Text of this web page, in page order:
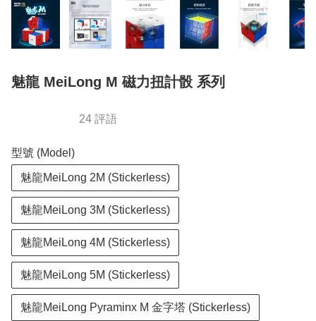
魅龍 MeiLong M 磁力扭計骰 系列
24 評語
型號 (Model)
魅龍MeiLong 2M (Stickerless)
魅龍MeiLong 3M (Stickerless)
魅龍MeiLong 4M (Stickerless)
魅龍MeiLong 5M (Stickerless)
魅龍MeiLong Pyraminx M 金字塔 (Stickerless)